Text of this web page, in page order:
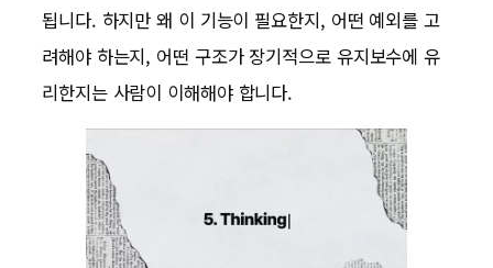
됩니다. 하지만 왜 이 기능이 필요한지, 어떤 예외를 고
려해야 하는지, 어떤 구조가 장기적으로 유지보수에 유
리한지는 사람이 이해해야 합니다.